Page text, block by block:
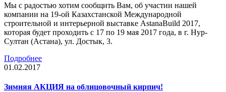
Мы с радостью хотим сообщить Вам, об участии нашей
компании на 19-ой Казахстанской Международной
строительной и интерьерной выставке AstanaBuild 2017,
которая будет проходить с 17 по 19 мая 2017 года, в г. Нур-
Султан (Астана), ул. Достык, 3.
Подробнее
01.02.2017
Зимняя АКЦИЯ на облицовочный кирпич!